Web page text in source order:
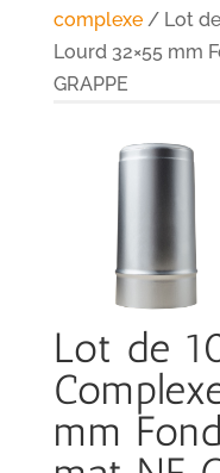
complexe/ Lot de
Lourd 32×55 mm
GRAPPE
Lot de
mm